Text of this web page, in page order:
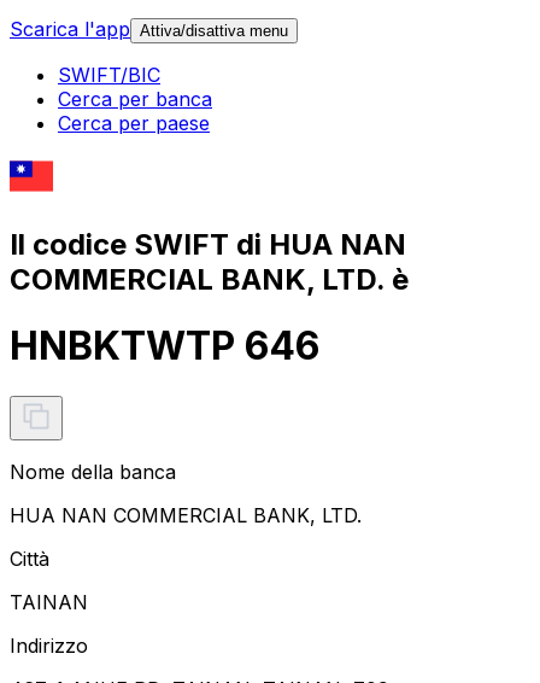
Scarica l'app Attiva/disattiva menu
SWIFT/BIC
Cerca per banca
Cerca per paese
Il codice SWIFT di HUA NAN
COMMERCIAL BANK, LTD. è
HNBKTWTP 646
Nome della banca
HUA NAN COMMERCIAL BANK, LTD.
Città
TAINAN
Indirizzo